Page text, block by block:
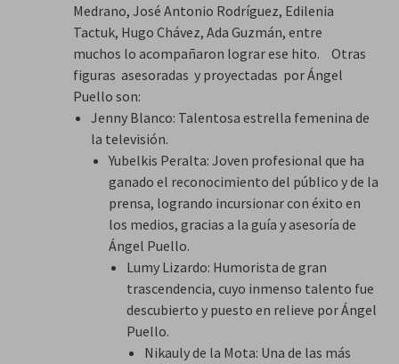
Medrano, José Antonio Rodríguez, Edilenia
Tactuk, Hugo Chávez, Ada Guzmán, entre
muchos lo acompañaron lograr ese hito. Otras
figuras asesoradas y proyectadas por Ángel
Puello son:
Jenny Blanco: Talentosa estrella femenina de
la televisión.
Yubelkis Peralta: Joven profesional que ha
ganado el reconocimiento del público y de la
prensa, logrando incursionar con éxito en
los medios, gracias a la guía y asesoría de
Ángel Puello.
Lumy Lizardo: Humorista de gran
trascendencia, cuyo inmenso talento fue
descubierto y puesto en relieve por Ángel
Puello.
Nikauly de la Mota: Una de las más